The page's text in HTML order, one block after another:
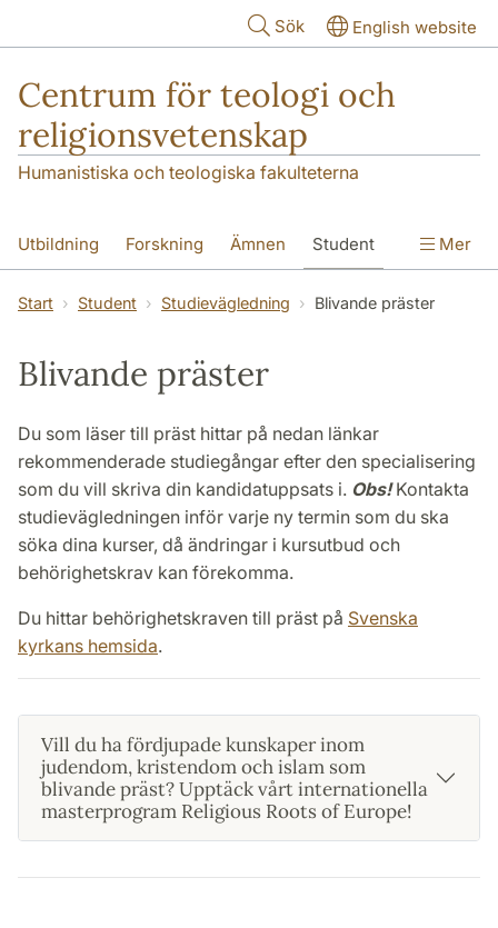
Sök English website
Centrum för teologi och
religionsvetenskap
Humanistiska och teologiska fakulteterna
Utbildning Forskning Ämnen Student
Institutionen
Mer
Start Student Studievägledning Blivande präster
Blivande präster
Du som läser till präst hittar på nedan länkar
rekommenderade studiegångar efter den specialisering
som du vill skriva din kandidatuppsats i. Obs!Kontakta
studievägledningen inför varje ny termin som du ska
söka dina kurser, då ändringar i kursutbud och
behörighetskrav kan förekomma.
Du hittar behörighetskraven till präst på Svenska
kyrkans hemsida.
Vill du ha fördjupade kunskaper inom
judendom, kristendom och islam som
blivande präst? Upptäck vårt internationella
masterprogram Religious Roots of Europe!